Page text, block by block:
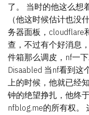
了。 当时的他这么想
（他这时候估计也没
务器面板，cloudflare
查，不过有个好消息
件箱那么调皮，nf一
Disaabled 当nf看到这
上的时候，他就已经
钟的绝望挣扎，他终
nfblog.me的所有权。